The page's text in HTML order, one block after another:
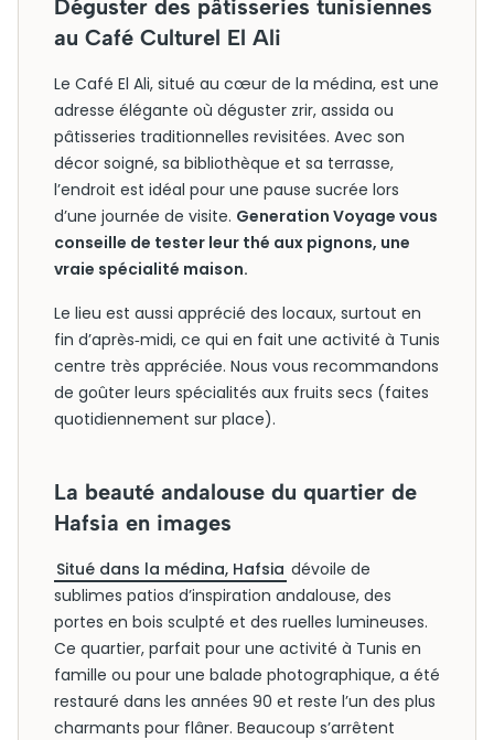
Déguster des pâtisseries tunisiennes
au Café Culturel El Ali
Le Café El Ali, situé au cœur de la médina, est une
adresse élégante où déguster zrir, assida ou
pâtisseries traditionnelles revisitées. Avec son
décor soigné, sa bibliothèque et sa terrasse,
l’endroit est idéal pour une pause sucrée lors
d’une journée de visite. Generation Voyage vous
conseille de tester leur thé aux pignons, une
vraie spécialité maison.
Le lieu est aussi apprécié des locaux, surtout en
fin d’après‑midi, ce qui en fait une activité à Tunis
centre très appréciée. Nous vous recommandons
de goûter leurs spécialités aux fruits secs (faites
quotidiennement sur place).
La beauté andalouse du quartier de
Hafsia en images
Situé dans la médina, Hafsia dévoile de
sublimes patios d’inspiration andalouse, des
portes en bois sculpté et des ruelles lumineuses.
Ce quartier, parfait pour une activité à Tunis en
famille ou pour une balade photographique, a été
restauré dans les années 90 et reste l’un des plus
charmants pour flâner. Beaucoup s’arrêtent